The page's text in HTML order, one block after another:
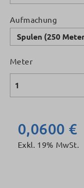
Aufmachung
Meter
0,0600 €
Exkl. 19% MwSt.